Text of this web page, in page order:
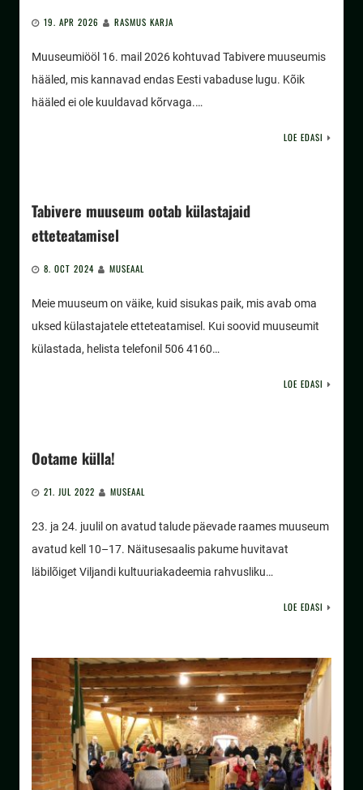
19. APR 2026 RASMUS KARJA
Muuseumiööl 16. mail 2026 kohtuvad Tabivere muuseumis
hääled, mis kannavad endas Eesti vabaduse lugu. Kõik
hääled ei ole kuuldavad kõrvaga.…
LOE EDASI
Tabivere muuseum ootab külastajaid
etteteatamisel
8. OCT 2024 MUSEAAL
Meie muuseum on väike, kuid sisukas paik, mis avab oma
uksed külastajatele etteteatamisel. Kui soovid muuseumit
külastada, helista telefonil 506 4160…
LOE EDASI
Ootame külla!
21. JUL 2022 MUSEAAL
23. ja 24. juulil on avatud talude päevade raames muuseum
avatud kell 10–17. Näitusesaalis pakume huvitavat
läbilõiget Viljandi kultuuriakadeemia rahvusliku…
LOE EDASI